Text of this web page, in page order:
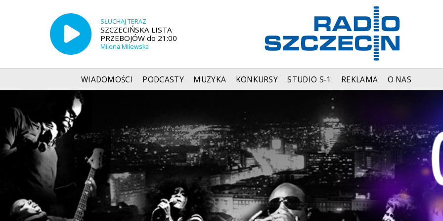
SŁUCHAJ TERAZ
SZCZECIŃSKA LISTA
PRZEBOJÓW do 21:00
Milena Milewska
WIADOMOŚCI PODCASTY MUZYKA KONKURSY STUDIO S-1 REKLAMA O NAS